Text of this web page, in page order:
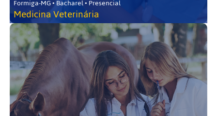
Formiga-MG • Bacharel • Presencial
Medicina Veterinária